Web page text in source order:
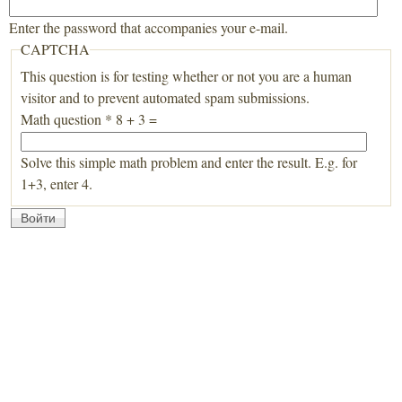
Enter the password that accompanies your e-mail.
CAPTCHA
This question is for testing whether or not you are a human
visitor and to prevent automated spam submissions.
Math question * 8 + 3 =
Solve this simple math problem and enter the result. E.g. for
1+3, enter 4.